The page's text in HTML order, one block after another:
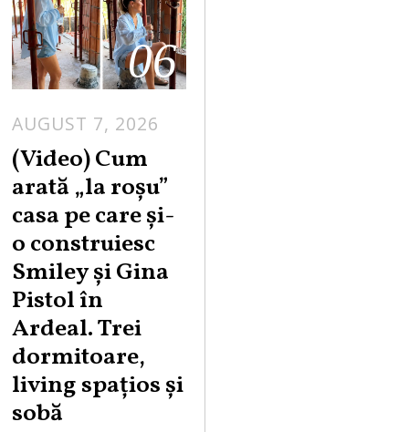
06
AUGUST 7, 2026
(Video) Cum
arată „la roşu”
casa pe care şi-
o construiesc
Smiley şi Gina
Pistol în
Ardeal. Trei
dormitoare,
living spațios și
sobă